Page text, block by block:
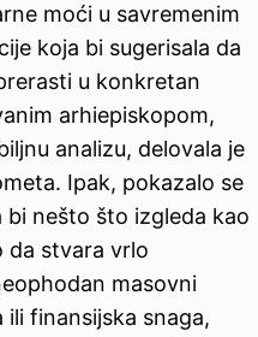
moći u savremenim
koja bi sugerisala da
u konkretan
arhiepiskopom,
analizu, delovala je
Ipak, pokazalo se
nešto što izgleda kao
da stvara vrlo
masovni
finansijska snaga,